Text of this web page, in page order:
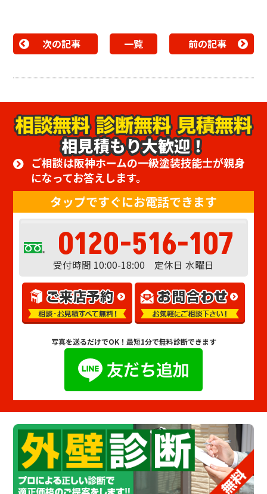
次の記事 一覧 前の記事
相見積もり大歓迎！
ご相談は阪神ホームの一級塗装技能士が親身
になってお答えします。
タップですぐにお電話できます
0120-516-107
受付時間 10:00-18:00 定休日 水曜日
写真を送るだけでOK！ 最短1分で無料診断できます